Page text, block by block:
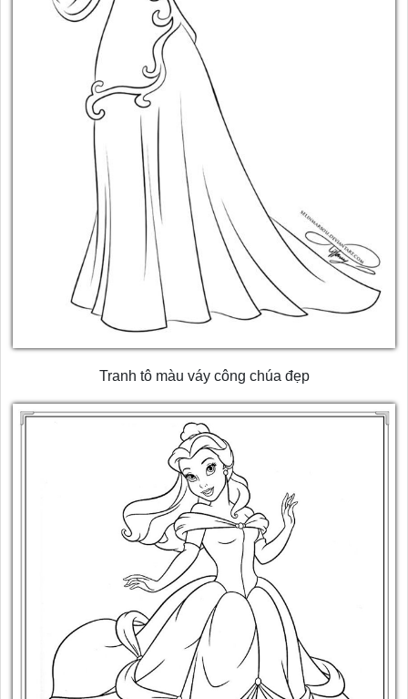
Tranh tô màu váy công chúa đẹp